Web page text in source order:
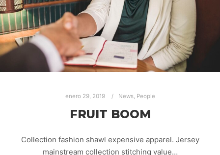
enero 29, 2019 News, People
FRUIT BOOM
Collection fashion shawl expensive apparel. Jersey
mainstream collection stitching value…